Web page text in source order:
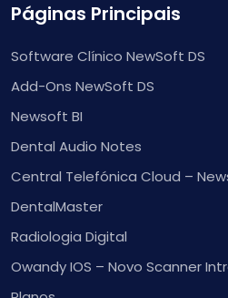
Páginas Principais
Software Clínico NewSoft DS
Add-Ons NewSoft DS
Newsoft BI
Dental Audio Notes
Central Telefónica Cloud –
DentalMaster
Radiologia Digital
Owandy IOS – Novo Scanner